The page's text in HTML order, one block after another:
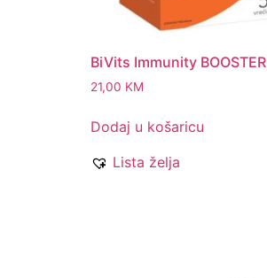
BiVits Immunity BOOSTER
21,00 KM
Dodaj u košaricu
Lista želja